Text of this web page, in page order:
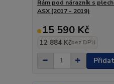
Rám pod nárazník s
ASX (2017 - 2019)
15 590 Kč
12 884 Kčbez DPH